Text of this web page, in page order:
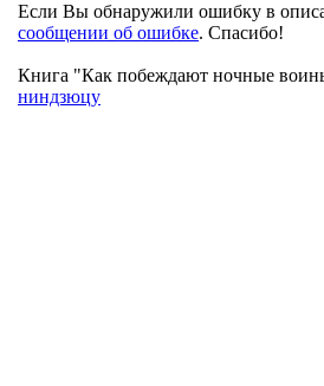
Если Вы обнаружили ошибку в
сообщении об ошибке. Спасибо!
Книга "Как побеждают ночные
ниндзюцу